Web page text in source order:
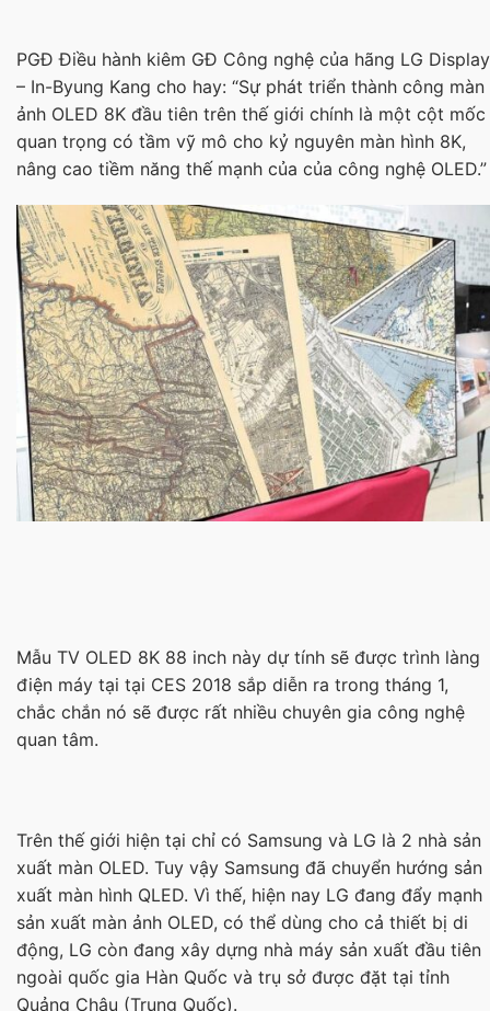
PGĐ Điều hành kiêm GĐ Công nghệ của hãng LG Display
– In-Byung Kang cho hay: “Sự phát triển thành công màn
ảnh OLED 8K đầu tiên trên thế giới chính là một cột mốc
quan trọng có tầm vỹ mô cho kỷ nguyên màn hình 8K,
nâng cao tiềm năng thế mạnh của của công nghệ OLED.”
Mẫu TV OLED 8K 88 inch này dự tính sẽ được trình làng
điện máy tại tại CES 2018 sắp diễn ra trong tháng 1,
chắc chắn nó sẽ được rất nhiều chuyên gia công nghệ
quan tâm.
Trên thế giới hiện tại chỉ có Samsung và LG là 2 nhà sản
xuất màn OLED. Tuy vậy Samsung đã chuyển hướng sản
xuất màn hình QLED. Vì thế, hiện nay LG đang đẩy mạnh
sản xuất màn ảnh OLED, có thể dùng cho cả thiết bị di
động, LG còn đang xây dựng nhà máy sản xuất đầu tiên
ngoài quốc gia Hàn Quốc và trụ sở được đặt tại tỉnh
Quảng Châu (Trung Quốc).